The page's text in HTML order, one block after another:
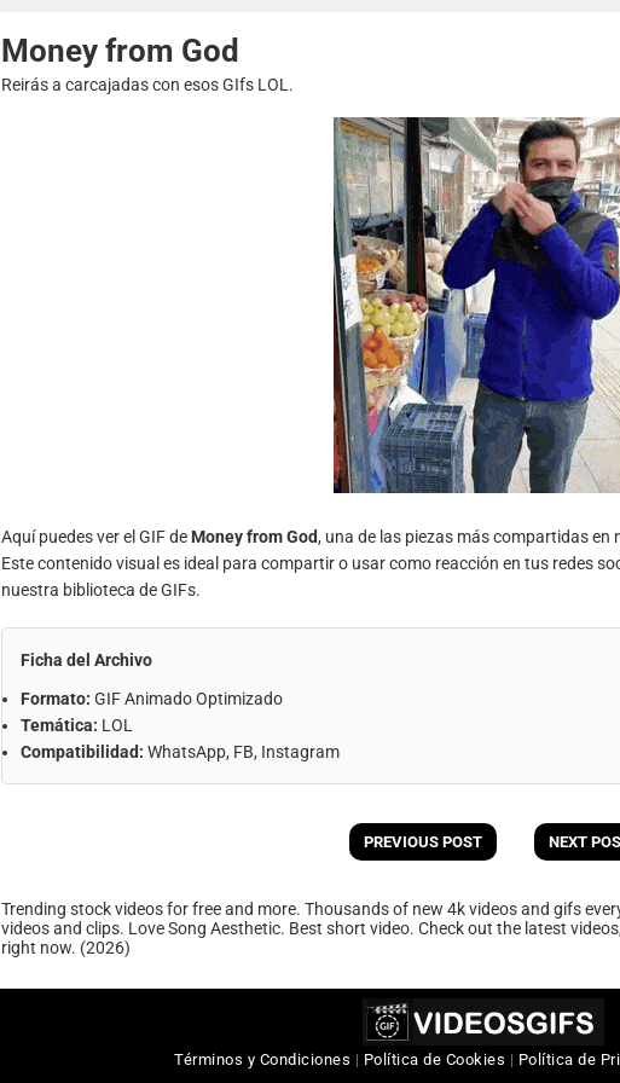
Money from God
Reirás a carcajadas con esos GIfs LOL.
Aquí puedes ver el GIF de Money from God, una de las piezas más compartidas en
Este contenido visual es ideal para compartir o usar como reacción en tus redes
nuestra biblioteca de GIFs.
Ficha del Archivo
Formato: GIF Animado Optimizado
Temática: LOL
Compatibilidad: WhatsApp, FB, Instagram
PREVIOUS POST NEXT
Trending stock videos for free and more. Thousands of new 4k videos and gifs
videos and clips. Love Song Aesthetic. Best short video. Check out the latest
right now. (2026)
Términos y Condiciones | Política de Cookies | Política de